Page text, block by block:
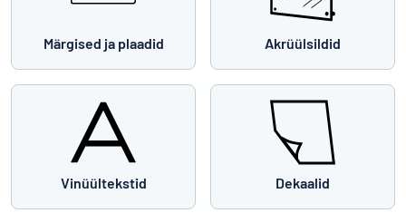
Märgised ja plaadid Akrüülsildid
Vinüültekstid Dekaalid